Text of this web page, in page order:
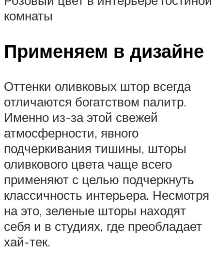
комнаты
Применяем в дизайне
Оттенки оливковых штор всегда
отличаются богатством палитр.
Именно из-за этой свежей
атмосферности, явного
подчеркивания тишины, шторы
оливкового цвета чаще всего
применяют с целью подчеркнуть
классичность интерьера. Несмотря
на это, зеленые шторы находят
себя и в студиях, где преобладает
хай-тек.